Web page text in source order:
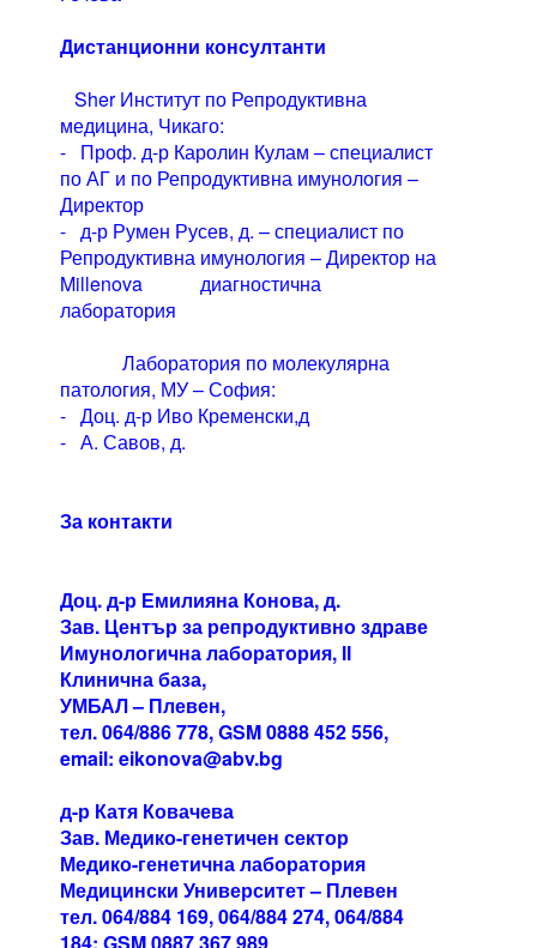
Дистанционни консултанти
Sher Институт по Репродуктивна
медицина, Чикаго:
- Проф. д-р Каролин Кулам – специалист
по АГ и по Репродуктивна имунология –
Директор
- д-р Румен Русев, д. – специалист по
Репродуктивна имунология – Директор на
Millenova диагностична
лаборатория
Лаборатория по молекулярна
патология, МУ – София:
- Доц. д-р Иво Кременски,д
- А. Савов, д.
За контакти
Доц. д-р Емилияна Конова, д.
Зав. Център за репродуктивно здраве
Имунологична лаборатория, ІІ
Клинична база,
УМБАЛ – Плевен,
тел. 064/886 778, GSM 0888 452 556,
email: eikonova@abv.bg
д-р Катя Ковачева
Зав. Медико-генетичен сектор
Медико-генетична лаборатория
Медицински Университет – Плевен
тел. 064/884 169, 064/884 274, 064/884
184; GSM 0887 367 989